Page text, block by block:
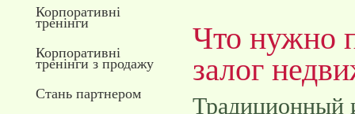
Корпоративні
тренінги
Корпоративні
тренінги з продажу
Стань партнером
Что нужно
залог
Традиционный